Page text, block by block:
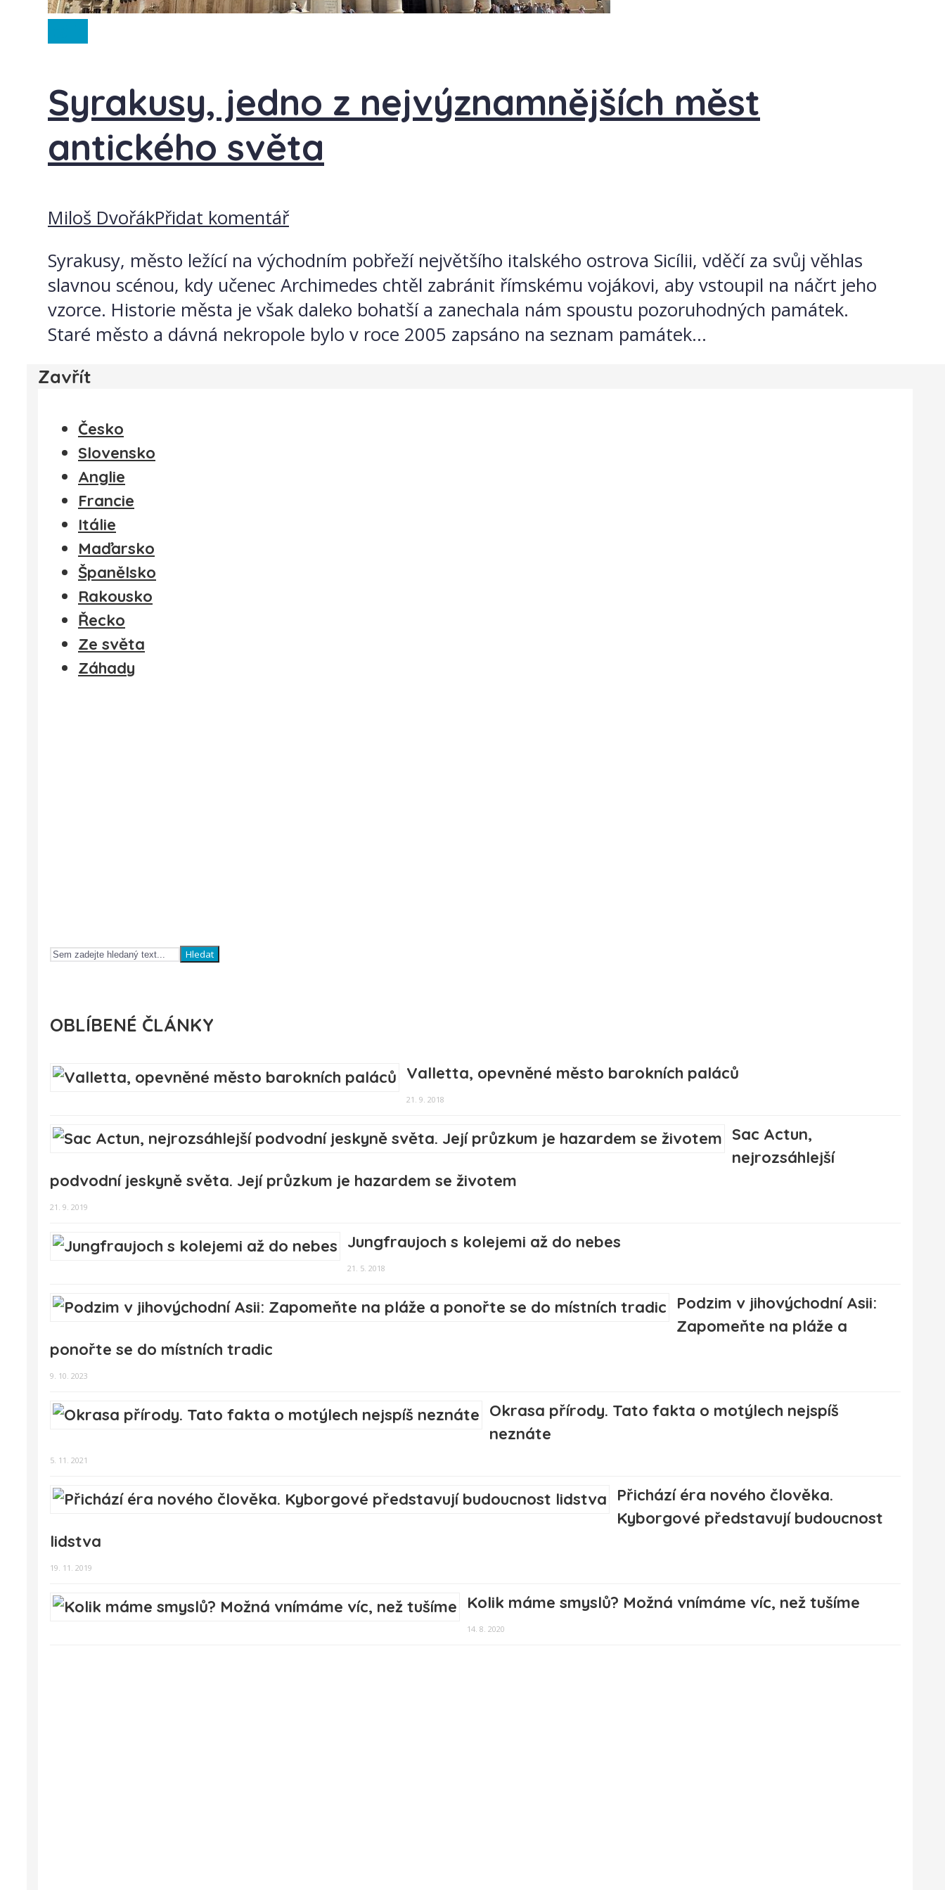
Syrakusy, jedno z nejvýznamnějších měst
antického světa
Miloš DvořákPřidat komentář
Syrakusy, město ležící na východním pobřeží největšího italského ostrova Sicílii, vděčí za svůj věhlas
slavnou scénou, kdy učenec Archimedes chtěl zabránit římskému vojákovi, aby vstoupil na náčrt jeho
vzorce. Historie města je však daleko bohatší a zanechala nám spoustu pozoruhodných památek.
Staré město a dávná nekropole bylo v roce 2005 zapsáno na seznam památek...
Zavřít
Česko
Slovensko
Anglie
Francie
Itálie
Maďarsko
Španělsko
Rakousko
Řecko
Ze světa
Záhady
Hledat
OBLÍBENÉ ČLÁNKY
Valletta, opevněné město barokních paláců
21. 9. 2018
Sac Actun,
nejrozsáhlejší
podvodní jeskyně světa. Její průzkum je hazardem se životem
21. 9. 2019
Jungfraujoch s kolejemi až do nebes
21. 5. 2018
Podzim v jihovýchodní Asii:
Zapomeňte na pláže a
ponořte se do místních tradic
9. 10. 2023
Okrasa přírody. Tato fakta o motýlech nejspíš
neznáte
5. 11. 2021
Přichází éra nového člověka.
Kyborgové představují budoucnost
lidstva
19. 11. 2019
Kolik máme smyslů? Možná vnímáme víc, než tušíme
14. 8. 2020